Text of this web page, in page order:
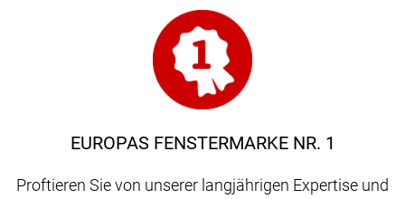
EUROPAS FENSTERMARKE NR. 1
Proftieren Sie von unserer langjährigen Expertise und